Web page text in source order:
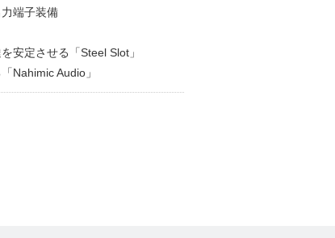
端子装備
安定させる「Steel Slot」
Nahimic Audio」